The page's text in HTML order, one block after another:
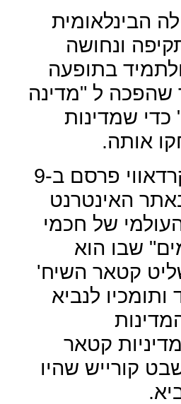
הבינלאומית
ונחושה
בתופעה
שהפכה ל "מדינה
שמדינות
אותה.
השיח' יוסף קרדאווי פרסם ב-9
האינטרנט
של חכמי
שבו הוא
קטאר השיח'
לנביא
קטאר
קורייש שהיו